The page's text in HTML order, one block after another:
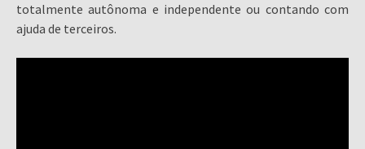
totalmente autônoma e independente ou contando com
ajuda de terceiros.